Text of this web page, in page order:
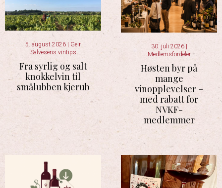
5. august 2026
Geir
Salvesens vintips
Fra syrlig og salt
knokkelvin til
smålubben kjerub
30. juli 2026
Medlemsfordeler
Høsten byr på
mange
vinopplevelser –
med rabatt for
NVKF-
medlemmer